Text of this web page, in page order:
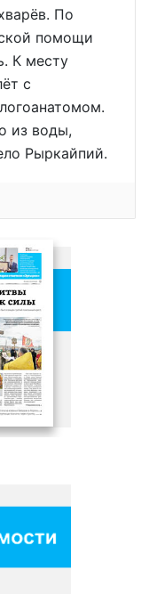
По
помощи
К месту
с
из воды,
Рыркайпий.